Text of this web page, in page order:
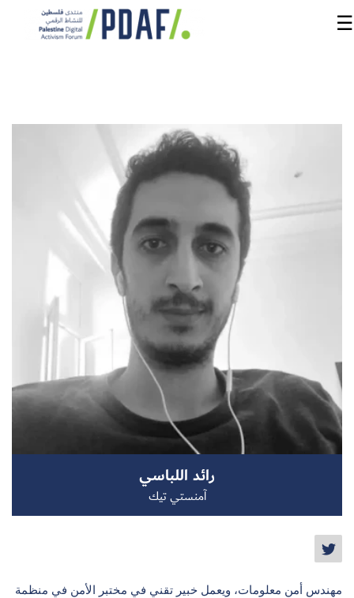
سجل الآن
☰
رائد اللباسي
آمنستي تيك
مهندس أمن معلومات، ويعمل خبير تقني في مختبر الأمن في منظمة